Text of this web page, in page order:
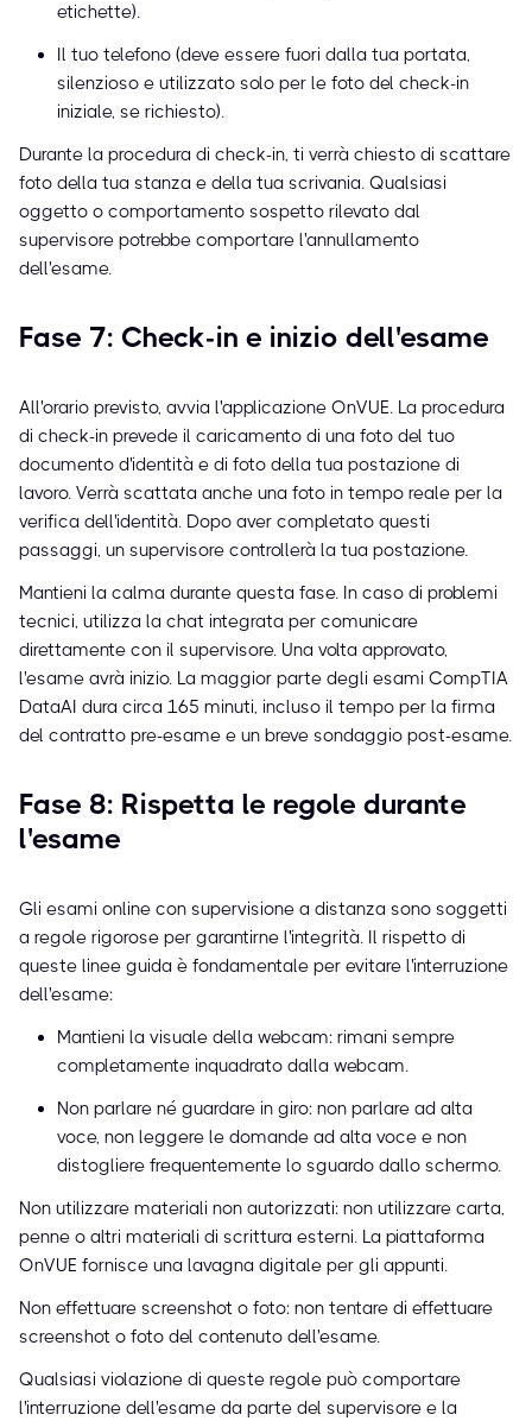
etichette).
Il tuo telefono (deve essere fuori dalla tua portata,
silenzioso e utilizzato solo per le foto del check-in
iniziale, se richiesto).
Durante la procedura di check-in, ti verrà chiesto di scattare
foto della tua stanza e della tua scrivania. Qualsiasi
oggetto o comportamento sospetto rilevato dal
supervisore potrebbe comportare l'annullamento
dell'esame.
Fase 7: Check-in e inizio dell'esame
All'orario previsto, avvia l'applicazione OnVUE. La procedura
di check-in prevede il caricamento di una foto del tuo
documento d'identità e di foto della tua postazione di
lavoro. Verrà scattata anche una foto in tempo reale per la
verifica dell'identità. Dopo aver completato questi
passaggi, un supervisore controllerà la tua postazione.
Mantieni la calma durante questa fase. In caso di problemi
tecnici, utilizza la chat integrata per comunicare
direttamente con il supervisore. Una volta approvato,
l'esame avrà inizio. La maggior parte degli esami CompTIA
DataAI dura circa 165 minuti, incluso il tempo per la firma
del contratto pre-esame e un breve sondaggio post-esame.
Fase 8: Rispetta le regole durante
l'esame
Gli esami online con supervisione a distanza sono soggetti
a regole rigorose per garantirne l'integrità. Il rispetto di
queste linee guida è fondamentale per evitare l'interruzione
dell'esame:
Mantieni la visuale della webcam: rimani sempre
completamente inquadrato dalla webcam.
Non parlare né guardare in giro: non parlare ad alta
voce, non leggere le domande ad alta voce e non
distogliere frequentemente lo sguardo dallo schermo.
Non utilizzare materiali non autorizzati: non utilizzare carta,
penne o altri materiali di scrittura esterni. La piattaforma
OnVUE fornisce una lavagna digitale per gli appunti.
Non effettuare screenshot o foto: non tentare di effettuare
screenshot o foto del contenuto dell'esame.
Qualsiasi violazione di queste regole può comportare
l'interruzione dell'esame da parte del supervisore e la